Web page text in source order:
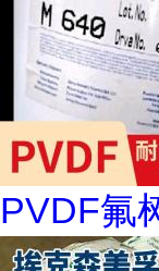
PVDF氟